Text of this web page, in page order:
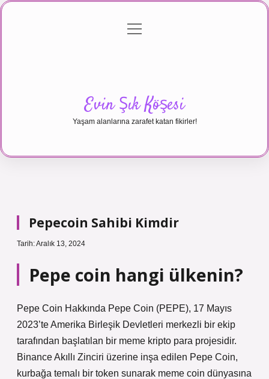
Gizlilik Politikası
menüyü
Evin Şık Köşesi
Yaşam alanlarına zarafet katan fikirler!
Pepecoin Sahibi Kimdir
Tarih: Aralık 13, 2024
Pepe coin hangi ülkenin?
Pepe Coin Hakkında Pepe Coin (PEPE), 17 Mayıs
2023’te Amerika Birleşik Devletleri merkezli bir ekip
tarafından başlatılan bir meme kripto para projesidir.
Binance Akıllı Zinciri üzerine inşa edilen Pepe Coin,
kurbağa temalı bir token sunarak meme coin dünyasına